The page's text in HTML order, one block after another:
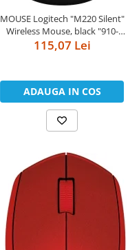
MOUSE Logitech "M220 Silent"
Wireless Mouse, black "910-
004878" (include timbru verde115,07 Lei
ADAUGA IN COS